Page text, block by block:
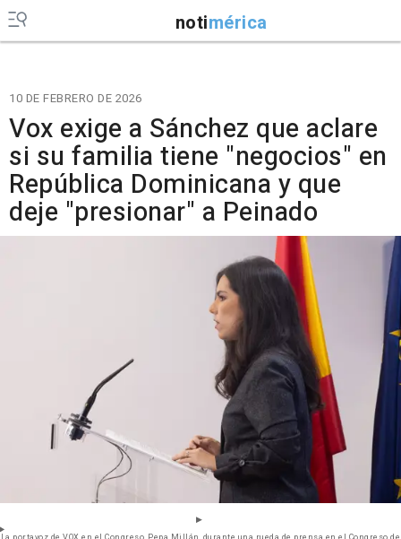
notimérica
10 DE FEBRERO DE 2026
Vox exige a Sánchez que aclare
si su familia tiene "negocios" en
República Dominicana y que
deje "presionar" a Peinado